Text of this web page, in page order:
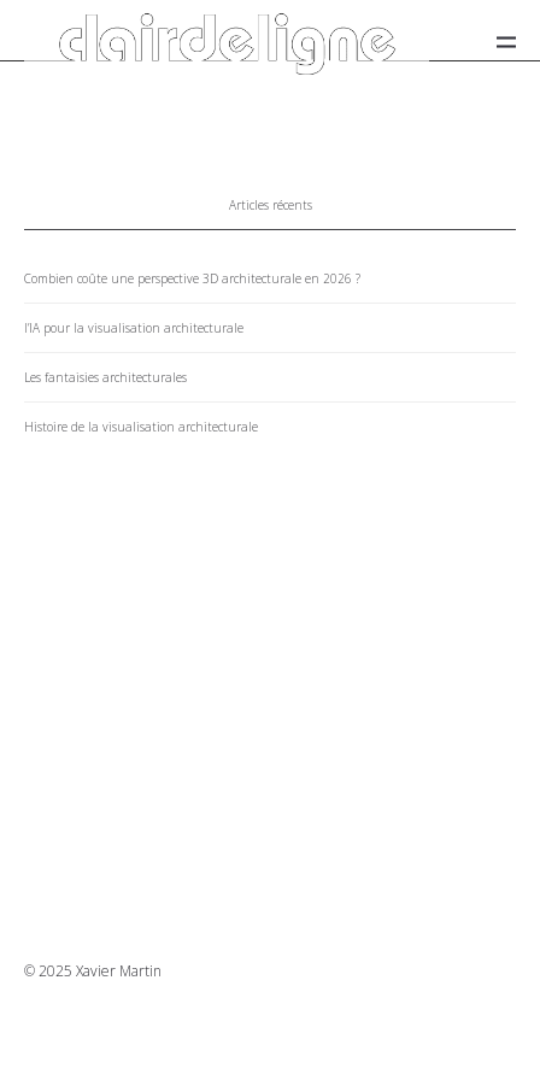
Articles récents
Combien coûte une perspective 3D architecturale en 2026 ?
l’IA pour la visualisation architecturale
Les fantaisies architecturales
Histoire de la visualisation architecturale
© 2025 Xavier Martin